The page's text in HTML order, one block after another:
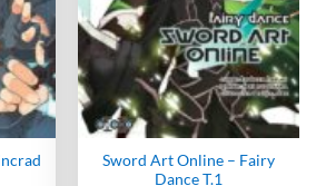
Sword Art Online – Fairy
Dance T.1